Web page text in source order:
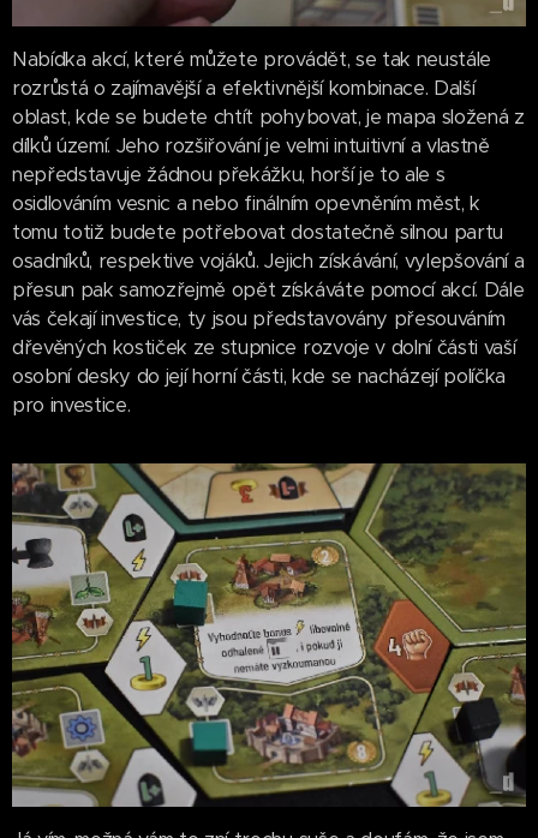
Nabídka akcí, které můžete provádět, se tak neustále
rozrůstá o zajímavější a efektivnější kombinace. Další
oblast, kde se budete chtít pohybovat, je mapa složená z
dílků území. Jeho rozšiřování je velmi intuitivní a vlastně
nepředstavuje žádnou překážku, horší je to ale s
osidlováním vesnic a nebo finálním opevněním měst, k
tomu totiž budete potřebovat dostatečně silnou partu
osadníků, respektive vojáků. Jejich získávání, vylepšování a
přesun pak samozřejmě opět získáváte pomocí akcí. Dále
vás čekají investice, ty jsou představovány přesouváním
dřevěných kostiček ze stupnice rozvoje v dolní části vaší
osobní desky do její horní části, kde se nacházejí políčka
pro investice.